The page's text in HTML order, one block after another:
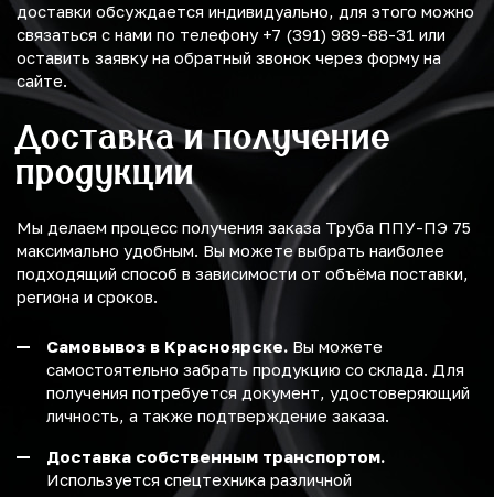
доставки обсуждается индивидуально, для этого можно
связаться с нами по телефону +7 (391) 989-88-31 или
оставить заявку на обратный звонок через форму на
сайте.
Доставка и получение
продукции
Мы делаем процесс получения заказа Труба ППУ-ПЭ 75
максимально удобным. Вы можете выбрать наиболее
подходящий способ в зависимости от объёма поставки,
региона и сроков.
Самовывоз в Красноярске. Вы можете
самостоятельно забрать продукцию со склада. Для
получения потребуется документ, удостоверяющий
личность, а также подтверждение заказа.
Доставка собственным транспортом.
Используется спецтехника различной